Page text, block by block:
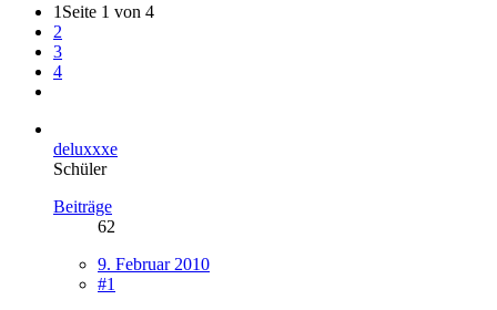
1 Seite 1 von 4
2
3
4
deluxxxe
Schüler
Beiträge
62
9. Februar 2010
#1